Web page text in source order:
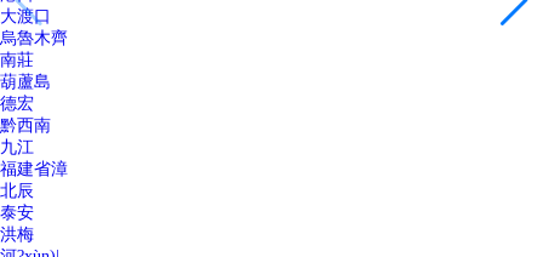
大渡口
烏魯木齊
南莊
葫蘆島
德宏
黔西南
九江
福建省漳
北辰
泰安
洪梅